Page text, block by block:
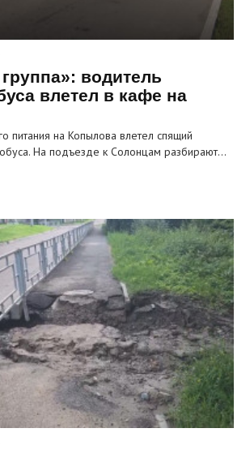
водитель
влетел в кафе на
питания на Копылова влетел спящий
На подъезде к Солонцам разбирают…